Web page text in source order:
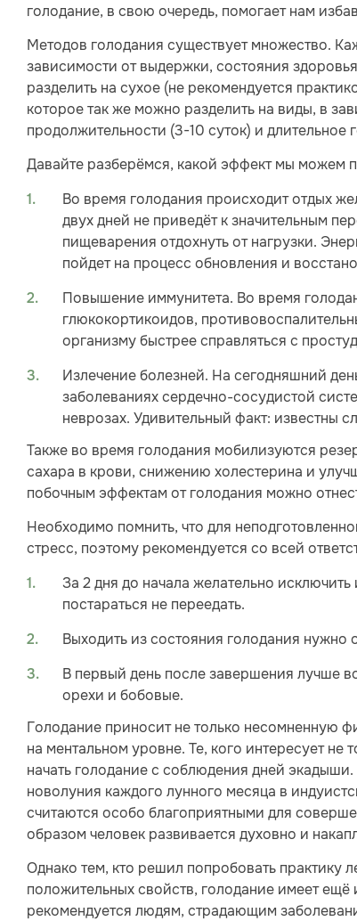
голодание, в свою очередь, помогает нам
Методов голодания существует множество.
зависимости от выдержки, состояния
разделить на сухое (не рекомендуется
которое так же можно разделить на виды, в
продолжительности (3-10 суток) и длительное
Давайте разберёмся, какой эффект мы можем
Во время голодания происходит отдых
двух дней не приведёт к значительным
пищеварения отдохнуть от нагрузки.
пойдет на процесс обновления и
Повышение иммунитета. Во время
глюкокортикоидов,
организму быстрее справляться с
Излечение болезней. На сегодняшний
заболеваниях сердечно-сосудистой
неврозах. Удивительный факт: известны
Также во время голодания мобилизуются
сахара в крови, снижению холестерина и
побочным эффектам от голодания можно
Необходимо помнить, что для
стресс, поэтому рекомендуется со всей
За 2 дня до начала желательно
постараться не переедать.
Выходить из состояния голодания нужно
В первый день после завершения лучше
орехи и бобовые.
Голодание приносит не только несомненную
на ментальном уровне. Те, кого интересует не
начать голодание с соблюдения дней
новолуния каждого лунного месяца в
считаются особо благоприятными для
образом человек развивается духовно и
Однако тем, кто решил попробовать практику
положительных свойств, голодание имеет
рекомендуется людям, страдающим